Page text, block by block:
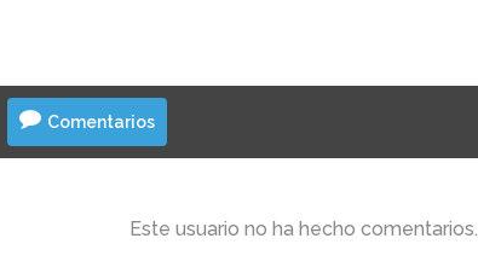
Comentarios
Este usuario no ha hecho comentarios.